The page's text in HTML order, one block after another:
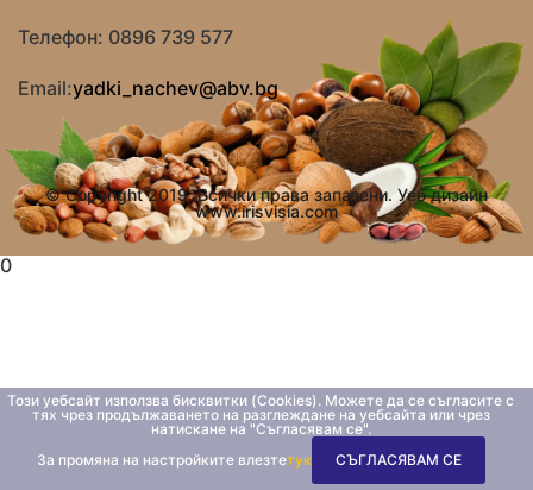
Телефон: 0896 739 577
Email:yadki_nachev@abv.bg
© Copyright 2019. Всички права запазени. Уеб дизайн
www.irisvisia.com
Този уебсайт използва бисквитки (Cookies). Можете да се съгласите с
тях чрез продължаването на разглеждане на уебсайта или чрез
натискане на "Съгласявам се".
За промяна на настройките влезтетук СЪГЛАСЯВАМ СЕ
0